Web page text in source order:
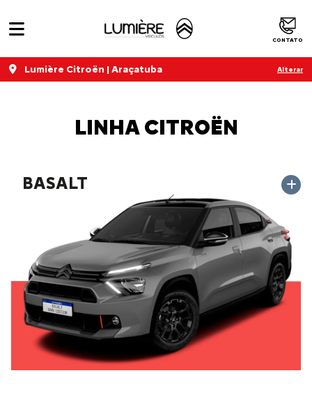
CONTATO
Lumière Citroën | Araçatuba Alterar
LINHA CITROËN
BASALT